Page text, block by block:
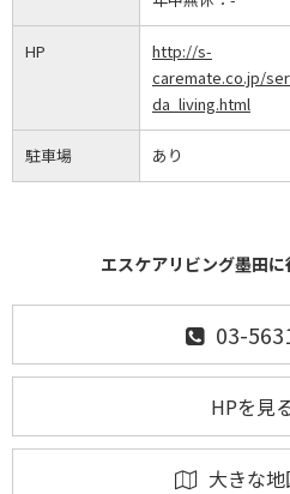
HP
http://s-
caremate.co.jp/
da_living.html
駐車場 あり
エスケアリビング墨田に
03-
HPを見
大きな